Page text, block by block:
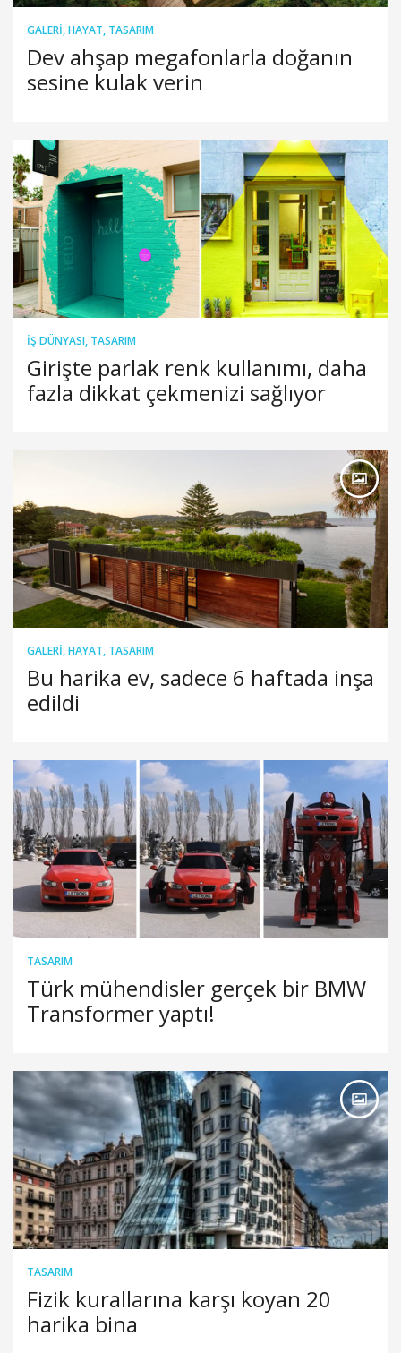
GALERI,HAYAT, TASARIM
Dev ahşap megafonlarla doğanın
sesine kulak verin
İŞ DÜNYASI, TASARIM
Girişte parlak renk kullanımı, daha
fazla dikkat çekmenizi sağlıyor
GALERI,HAYAT, TASARIM
Bu harika ev, sadece 6 haftada inşa
edildi
TASARIM
Türk mühendisler gerçek bir BMW
Transformer yaptı!
TASARIM
Fizik kurallarına karşı koyan 20
harika bina